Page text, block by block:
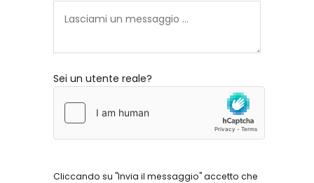
Sei un utente reale?
Cliccando su "Invia il messaggio" accetto che